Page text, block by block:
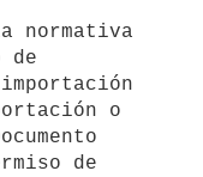
normativa
de
o
de